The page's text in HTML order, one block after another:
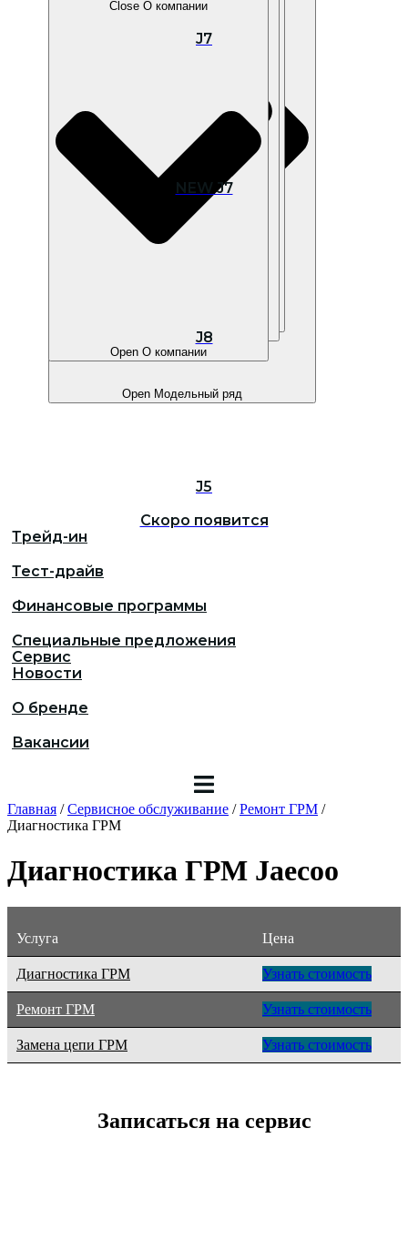
Open В наличии
Open Модельный ряд
Open Владельцам
Close О компании
Open О компании
J7
NEW J7
J8
J5
Скоро появится
Трейд-ин
Тест-драйв
Финансовые программы
Специальные предложения
Сервис
Новости
О бренде
Вакансии
Главная /Сервисное обслуживание /Ремонт ГРМ /
Диагностика ГРМ
Диагностика ГРМ Jaecoo
Услуга Цена
Диагностика ГРМ Узнать стоимость
Ремонт ГРМ Узнать стоимость
Замена цепи ГРМ Узнать стоимость
Записаться на сервис